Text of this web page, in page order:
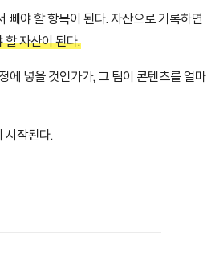
빼야 할 항목이 된다. 자산으로 기록하면
할 자산이 된다.
에 넣을 것인가가, 그 팀이 콘텐츠를 얼마
시작된다.